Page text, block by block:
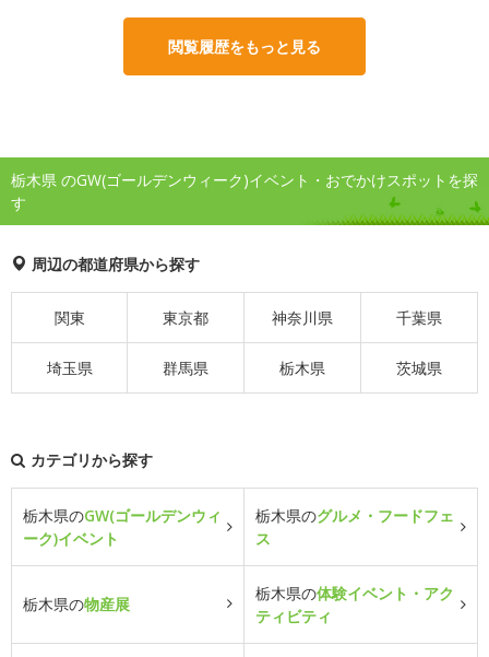
閲覧履歴をもっと見る
栃木県 のGW(ゴールデンウィーク)イベント・おでかけスポットを探
す
周辺の都道府県から探す
関東 東京都 神奈川県 千葉県
埼玉県 群馬県 栃木県 茨城県
カテゴリから探す
栃木県のGW(ゴールデンウィ
ーク)イベント
栃木県のグルメ・フードフェ
ス
栃木県の物産展
栃木県の体験イベント・アク
ティビティ